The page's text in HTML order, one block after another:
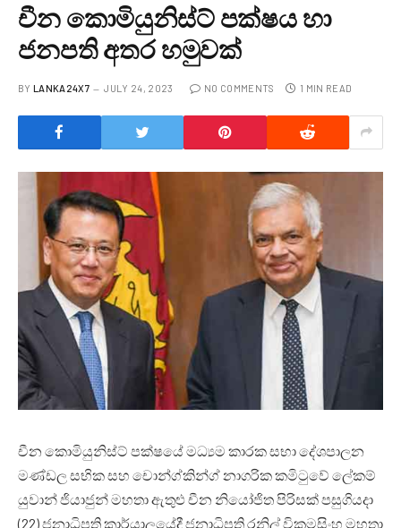
චීන කොමියුනිස්ට් පක්ෂය හා
ජනපති අතර හමුවක්
BY LANKA24X7 JULY 24, 2023 NO COMMENTS 1 MIN READ
චීන කොමියුනිස්ට් පක්ෂයේ මධ්‍යම කාරක සභා දේශපාලන
මණ්ඩල සභික සහ චොන්ග්කින්ග් නාගරික කමිටුවේ ලේකම්
යුවාන් ජියාජුන් මහතා ඇතුළු චීන නියෝජිත පිරිසක් පසුගියදා
(22) ජනාධිපති කාර්යාලයේදී ජනාධිපති රනිල් වික්‍රමසිංහ මහතා